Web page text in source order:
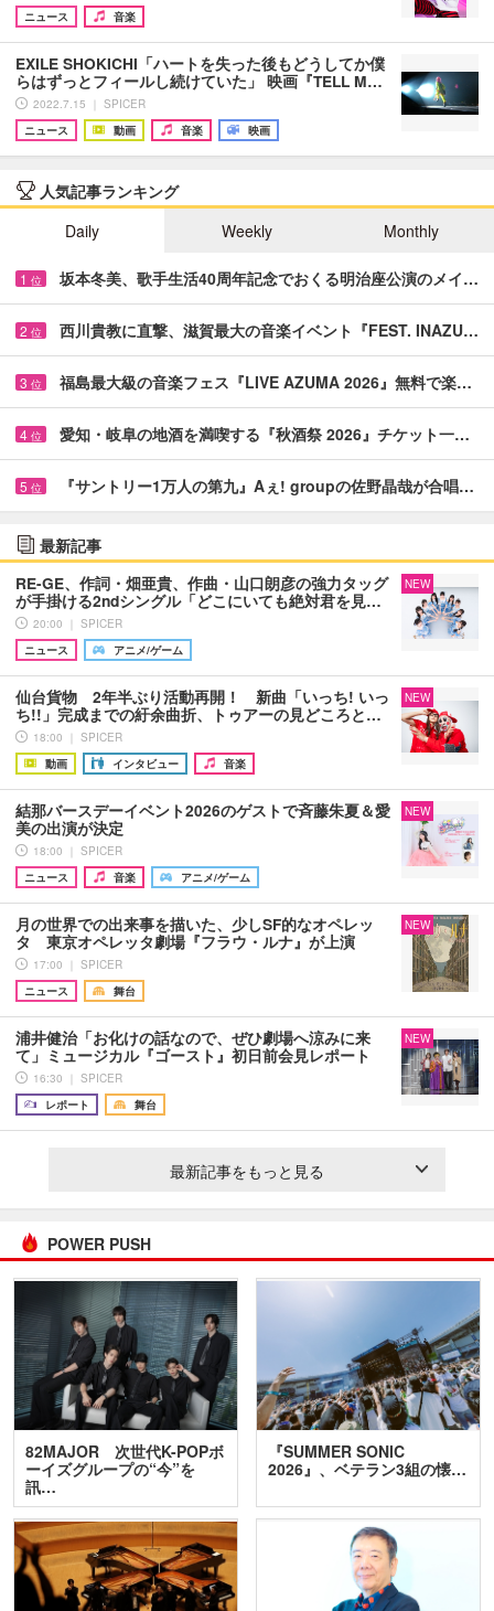
ニュース
音楽
EXILE SHOKICHI「ハートを失った後もどうしてか僕
らはずっとフィールし続けていた」 映画『TELL M…
2022.7.15 ｜ SPICER
ニュース
動画 音楽 映画
人気記事ランキング
Daily
Weekly Monthly
1 位 坂本冬美、歌手生活40周年記念でおくる明治座公演のメイ…
2 位 西川貴教に直撃、滋賀最大の音楽イベント『FEST. INAZU…
3 位 福島最大級の音楽フェス『LIVE AZUMA 2026』無料で楽…
4 位 愛知・岐阜の地酒を満喫する『秋酒祭 2026』チケット一…
5 位 『サントリー1万人の第九』Aぇ! groupの佐野晶哉が合唱…
最新記事
RE-GE、作詞・畑亜貴、作曲・山口朗彦の強力タッグ
が手掛ける2ndシングル「どこにいても絶対君を見…
20:00 ｜ SPICER
ニュース
アニメ/ゲーム
NEW
仙台貨物 2年半ぶり活動再開！ 新曲「いっち! いっ
ち!!」完成までの紆余曲折、トゥアーの見どころと…
18:00 ｜ SPICER
動画
インタビュー 音楽
NEW
結那バースデーイベント2026のゲストで斉藤朱夏＆愛
美の出演が決定
18:00 ｜ SPICER
ニュース
音楽 アニメ/ゲーム
NEW
月の世界での出来事を描いた、少しSF的なオペレッ
タ 東京オペレッタ劇場『フラウ・ルナ』が上演
17:00 ｜ SPICER
ニュース
舞台
NEW
浦井健治「お化けの話なので、ぜひ劇場へ涼みに来
て」ミュージカル『ゴースト』初日前会見レポート
16:30 ｜ SPICER
レポート
舞台
NEW
最新記事をもっと見る
POWER PUSH
82MAJOR 次世代K-POPボ
ーイズグループの“今”を
訊…
『SUMMER SONIC
2026』、ベテラン3組の懐…